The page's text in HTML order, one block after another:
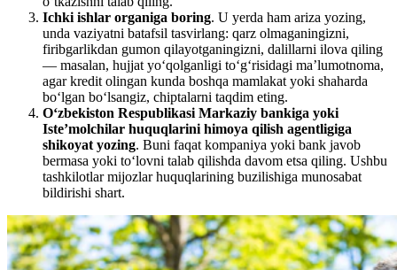
Ichki ishlar organiga boring. U yerda ham ariza yozing,
unda vaziyatni batafsil tasvirlang: qarz olmaganingizni,
firibgarlikdan gumon qilayotganingizni, dalillarni ilova qiling
— masalan, hujjat yo‘qolganligi to‘g‘risidagi ma’lumotnoma,
agar kredit olingan kunda boshqa mamlakat yoki shaharda
bo‘lgan bo‘lsangiz, chiptalarni taqdim eting.
O‘zbekiston Respublikasi Markaziy bankiga yoki
Iste’molchilar huquqlarini himoya qilish agentligiga
shikoyat yozing. Buni faqat kompaniya yoki bank javob
bermasa yoki to‘lovni talab qilishda davom etsa qiling. Ushbu
tashkilotlar mijozlar huquqlarining buzilishiga munosabat
bildirishi shart.